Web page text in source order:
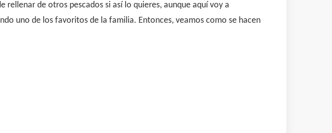
rellenar de otros pescados si así lo quieres, aunque aquí voy a
uno de los favoritos de la familia. Entonces, veamos como se hacen